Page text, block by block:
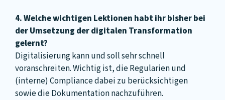
4. Welche wichtigen Lektionen habt ihr bisher bei
der Umsetzung der digitalen Transformation
gelernt?
Digitalisierung kann und soll sehr schnell
voranschreiten. Wichtig ist, die Regularien und
(interne) Compliance dabei zu berücksichtigen
sowie die Dokumentation nachzuführen.